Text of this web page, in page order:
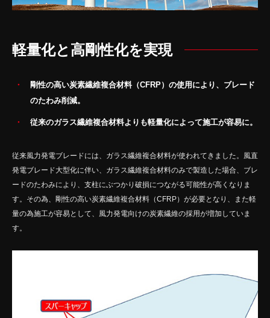
軽量化と高剛性化を実現
剛性の高い炭素繊維複合材料（CFRP）の使用により、ブレード
のたわみ削減。
従来のガラス繊維複合材料よりも軽量化によって施工が容易に。
従来風力発電ブレードには、ガラス繊維複合材料が使われてきました。風直
発電ブレード大型化に伴い、ガラス繊維複合材料のみで製造した場合、ブレ
ードのたわみにより、支柱にぶつかり破損につながる可能性が高くなりま
す。その為、剛性の高い炭素繊維複合材料（CFRP）が必要となり、また軽
量の為施工が容易として、風力発電向けの炭素繊維の採用が増加していま
す。